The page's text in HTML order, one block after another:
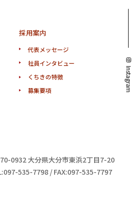
採用案内
代表メッセージ
社員インタビュー
くちきの特徴
募集要項
0932 大分県大分市東浜2丁目7-20
535-7798 / FAX:097-535-7797
Instagram